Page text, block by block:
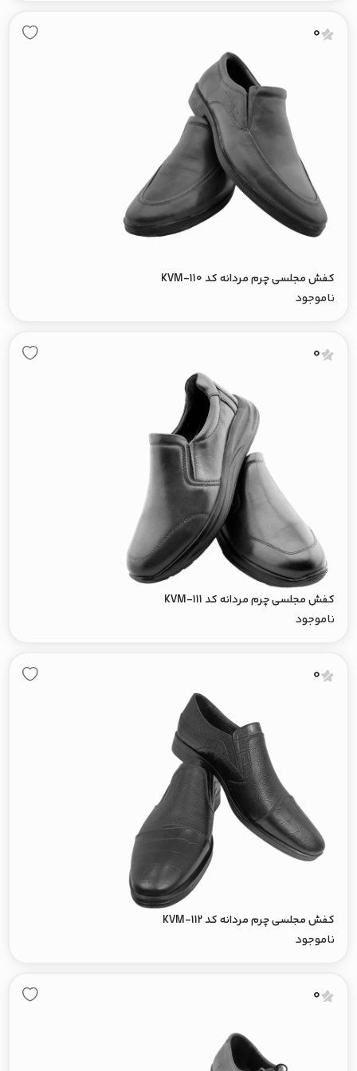
کفش مجلسی چرم مردانه کد KVM-110
ناموجود
0
کفش مجلسی چرم مردانه کد KVM-111
ناموجود
0
کفش مجلسی چرم مردانه کد KVM-112
ناموجود
0
0